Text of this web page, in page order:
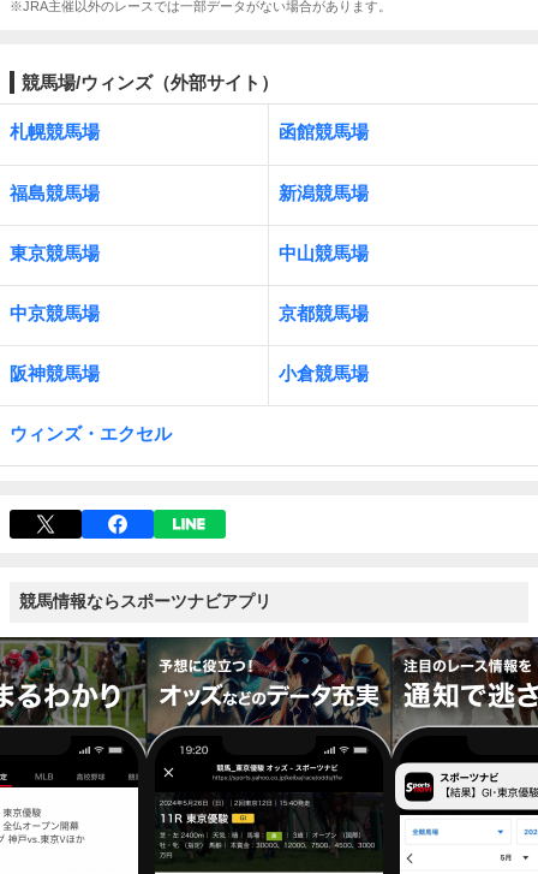
※JRA主催以外のレースでは一部データがない場合があります。
競馬場/ウィンズ（外部サイト）
札幌競馬場 函館競馬場
福島競馬場 新潟競馬場
東京競馬場 中山競馬場
中京競馬場 京都競馬場
阪神競馬場 小倉競馬場
ウィンズ・エクセル
競馬情報ならスポーツナビアプリ